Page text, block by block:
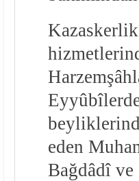
eden
Bağdâdî ve